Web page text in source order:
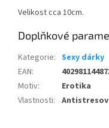
Velikost cca 10cm.
Doplňkové
Kategorie: Sexy dárky
EAN:
Motiv:
Erotika
Vlastnosti: